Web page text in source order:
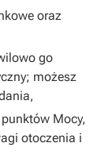
oraz
go
możesz
Mocy,
otoczenia i